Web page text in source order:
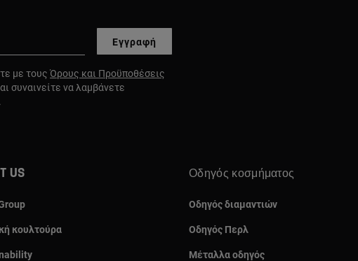
Εγγραφή
με τους Όρους και Προϋποθέσεις
συναινείτε να λαμβάνετε
us
κουλτούρα
Οδηγός κοσμήματος
Οδηγός διαμαντιών
Οδηγός Περλ
Μέταλλα οδηγός